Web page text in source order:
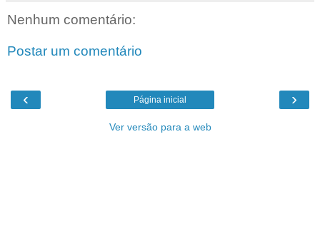
Nenhum comentário:
Postar um comentário
‹ ›
Página inicial
Ver versão para a web